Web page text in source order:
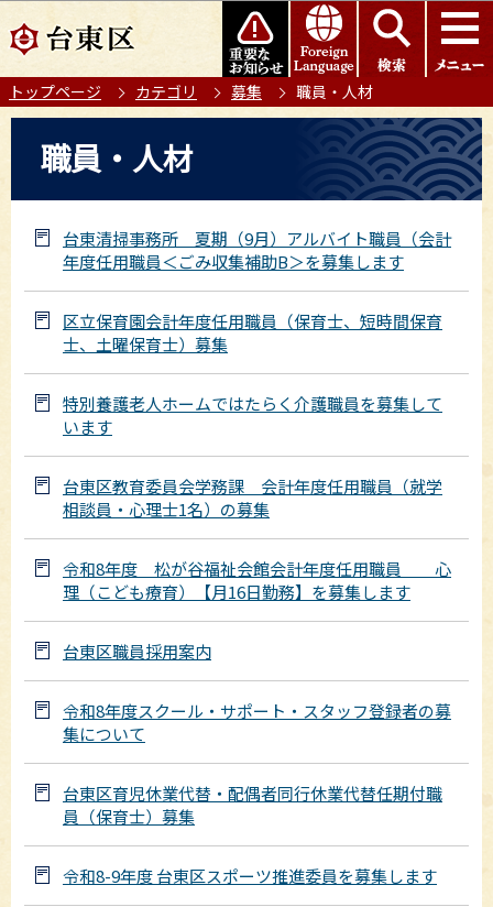
の
ー
ジ
頭
このページの本文へ移動
トップページ カテゴリ 募集 職員・人材
職員・人材
台東清掃事務所 夏期（9月）アルバイト職員（会計
年度任用職員＜ごみ収集補助B＞を募集します
区立保育園会計年度任用職員（保育士、短時間保育
士、土曜保育士）募集
特別養護老人ホームではたらく介護職員を募集して
います
台東区教育委員会学務課 会計年度任用職員（就学
相談員・心理士1名）の募集
令和8年度 松が谷福祉会館会計年度任用職員 心
理（こども療育）【月16日勤務】を募集します
台東区職員採用案内
令和8年度スクール・サポート・スタッフ登録者の募
集について
台東区育児休業代替・配偶者同行休業代替任期付職
員（保育士）募集
令和8-9年度 台東区スポーツ推進委員を募集します